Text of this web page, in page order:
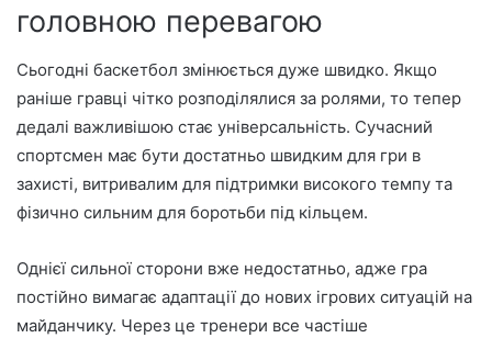
головною перевагою
Сьогодні баскетбол змінюється дуже швидко. Якщо
раніше гравці чітко розподілялися за ролями, то тепер
дедалі важливішою стає універсальність. Сучасний
спортсмен має бути достатньо швидким для гри в
захисті, витривалим для підтримки високого темпу та
фізично сильним для боротьби під кільцем.
Однієї сильної сторони вже недостатньо, адже гра
постійно вимагає адаптації до нових ігрових ситуацій на
майданчику. Через це тренери все частіше